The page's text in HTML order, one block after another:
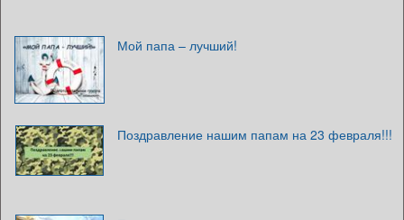
Мой папа – лучший!
Поздравление нашим папам на 23 февраля!!!